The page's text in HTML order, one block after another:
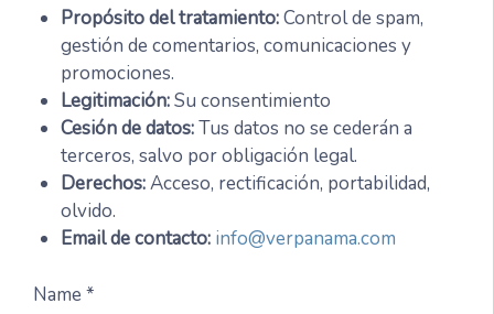
Propósito del tratamiento:Control de spam,
gestión de comentarios, comunicaciones y
promociones.
Legitimación:Su consentimiento
Cesión de datos:Tus datos no se cederán a
terceros, salvo por obligación legal.
Derechos:Acceso, rectificación, portabilidad,
olvido.
Email de contacto: info@verpanama.com
Name *